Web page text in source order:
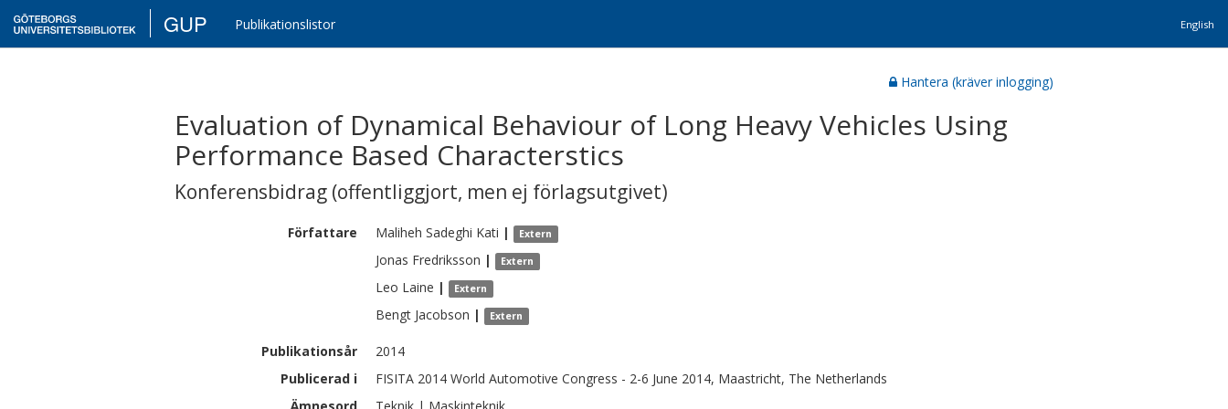
GUP Publikationslistor English
Hantera (kräver inlogging)
Evaluation of Dynamical Behaviour of Long Heavy Vehicles Using
Performance Based Characterstics
Konferensbidrag (offentliggjort, men ej förlagsutgivet)
Författare Maliheh Sadeghi Kati | Extern
Jonas Fredriksson | Extern
Leo Laine | Extern
Bengt Jacobson | Extern
Publikationsår
2014
Publicerad i
FISITA 2014 World Automotive Congress - 2-6 June 2014, Maastricht, The Netherlands